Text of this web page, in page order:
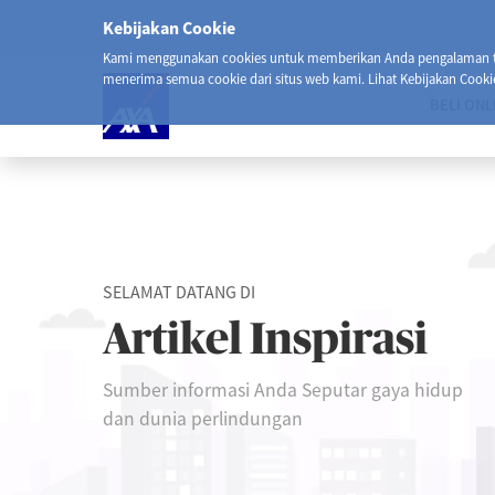
Kebijakan Cookie
Kami menggunakan cookies untuk memberikan Anda
menerima semua cookie dari situs web kami. Lihat Kebijakan
SELAMAT DATANG DI
Artikel Inspirasi
Sumber informasi Anda Seputar gaya hidup
dan dunia perlindungan